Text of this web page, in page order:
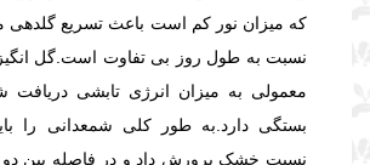
که میزان نور کم است باعث تسریع گلدهی
نسبت به طول روز بی تفاوت است.گل
معمولی به میزان انرژی تابشی دریافت
بستگی دارد. به طور کلی شمعدانی را
نسبت خشک پرورش داد و در فاصله بین دو